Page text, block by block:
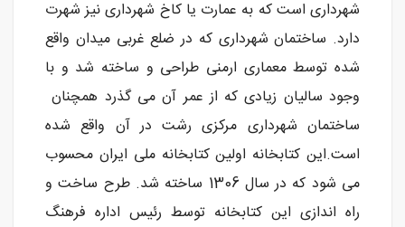
شهرداری است که به عمارت یا کاخ شهرداری نیز شهرت
دارد. ساختمان شهرداری که در ضلع غربی میدان واقع
شده توسط معماری ارمنی طراحی و ساخته شد و با
وجود سالیان زیادی که از عمر آن می گذرد همچنان
ساختمان شهرداری مرکزی رشت در آن واقع شده
است.این کتابخانه اولین کتابخانه ملی ایران محسوب
می شود که در سال 1306 ساخته شد. طرح ساخت و
راه اندازی این کتابخانه توسط رئیس اداره فرهنگ